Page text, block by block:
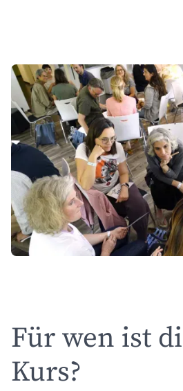
Für wen ist
Kurs?